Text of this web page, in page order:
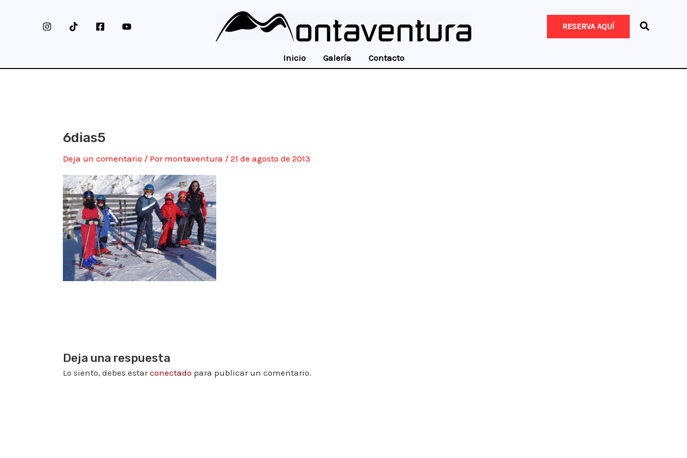
RESERVA AQUÍ
Inicio Galería Contacto
6dias5
Deja un comentario / Por montaventura / 21 de agosto de 2013
Deja una respuesta
Lo siento, debes estarconectado para publicar un comentario.